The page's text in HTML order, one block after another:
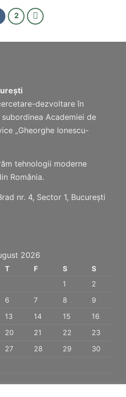
2
dezvoltare în
Academiei de
„Gheorghe Ionescu-
tehnologii moderne
România.
nr. 4, Sector 1, București
2026
T F S
S
1
2
6 7 8
9
13 14 15
16
20 21 22
23
27 28 29
30